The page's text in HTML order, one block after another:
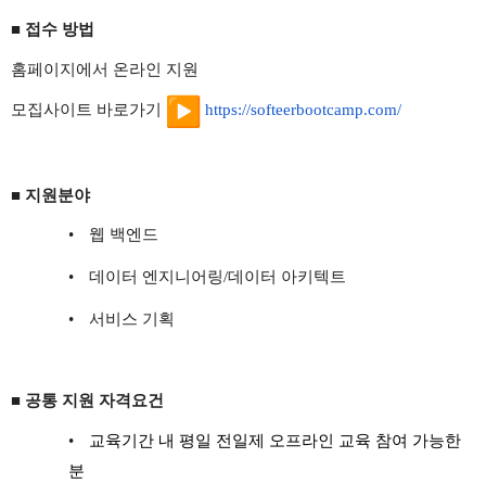
■ 접수 방법
홈페이지에서 온라인 지원
모집사이트 바로가기 https://softeerbootcamp.com/
■ 지원분야
• 웹 백엔드
• 데이터 엔지니어링/데이터 아키텍트
• 서비스 기획
■ 공통 지원 자격요건
•
교육기간 내 평일 전일제 오프라인 교육 참여 가능한
분